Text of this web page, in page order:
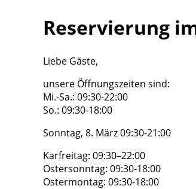
Reservierung
Liebe Gäste,
unsere Öffnungszeiten sind:
Mi.-Sa.: 09:30-22:00
So.: 09:30-18:00
Sonntag, 8. März 09:30-21:00
Karfreitag: 09:30–22:00
Ostersonntag: 09:30-18:00
Ostermontag: 09:30-18:00